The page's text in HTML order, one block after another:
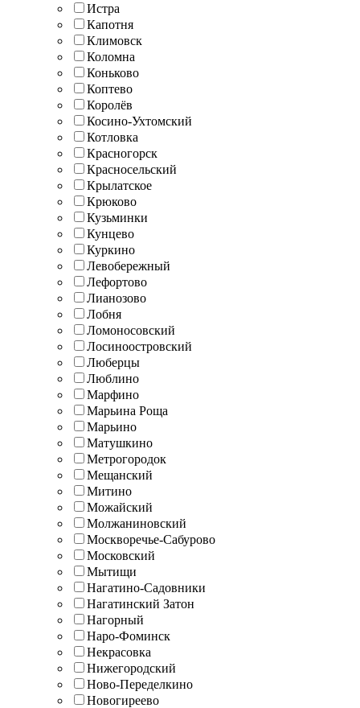
Истра
Капотня
Климовск
Коломна
Коньково
Коптево
Королёв
Косино-Ухтомский
Котловка
Красногорск
Красносельский
Крылатское
Крюково
Кузьминки
Кунцево
Куркино
Левобережный
Лефортово
Лианозово
Лобня
Ломоносовский
Лосиноостровский
Люберцы
Люблино
Марфино
Марьина Роща
Марьино
Матушкино
Метрогородок
Мещанский
Митино
Можайский
Молжаниновский
Москворечье-Сабурово
Московский
Мытищи
Нагатино-Садовники
Нагатинский Затон
Нагорный
Наро-Фоминск
Некрасовка
Нижегородский
Ново-Переделкино
Новогиреево